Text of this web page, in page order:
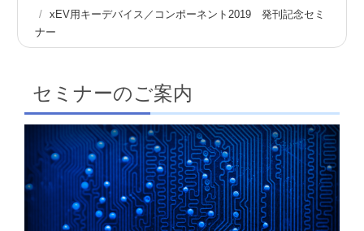
ー
xEV用キーデバイス／コンポーネント2019 発刊記念セミ
ナー
セミナーのご案内